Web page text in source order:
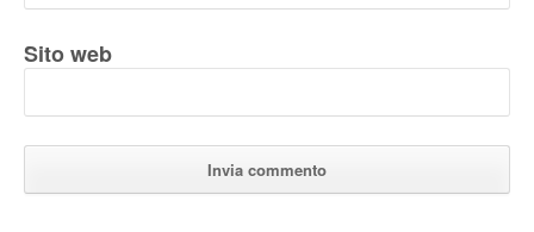
Sito web